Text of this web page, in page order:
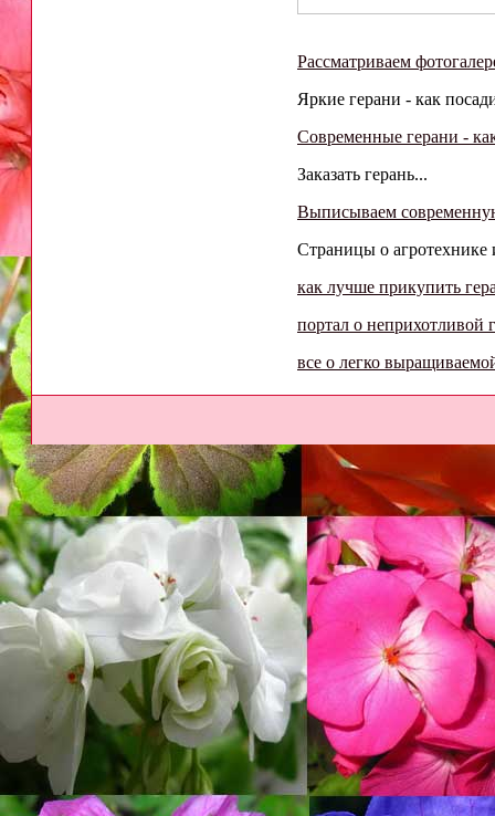
Рассматриваем
Яркие герани - как
Современные герани -
Заказать герань...
Выписываем
Страницы о агротехнике
как лучше прикупить
портал о неприхотливой
все о легко